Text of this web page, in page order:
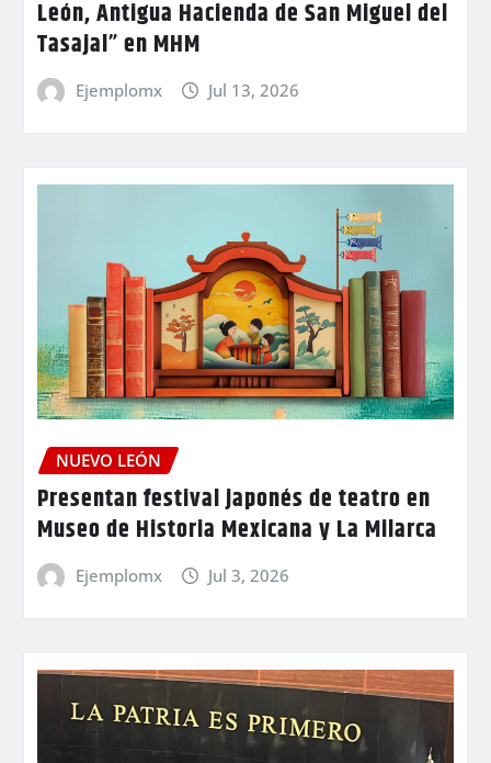
León, Antigua Hacienda de San Miguel del
Tasajal” en MHM
Ejemplomx Jul 13, 2026
NUEVO LEÓN
Presentan festival japonés de teatro en
Museo de Historia Mexicana y La Milarca
Ejemplomx Jul 3, 2026